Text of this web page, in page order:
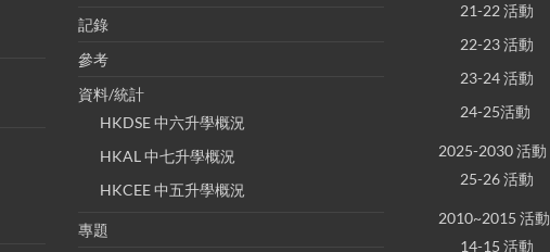
記錄
參考
資料/統計
HKDSE 中六升學概況
HKAL 中七升學概況
HKCEE 中五升學概況
專題
21-22 活動
22-23 活動
23-24 活動
24-25活動
2025-2030 活動
25-26 活動
2010~2015 活動
14-15 活動